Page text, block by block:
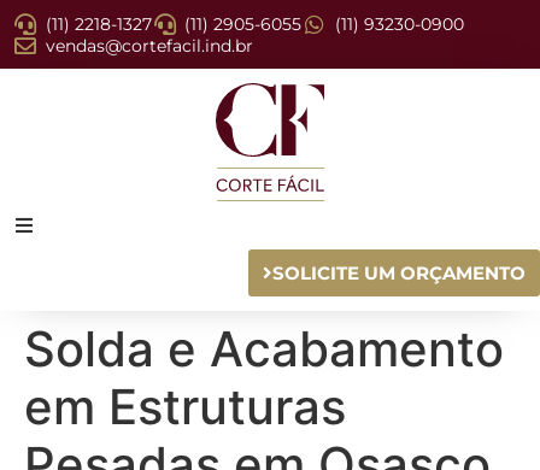
(11) 2218-1327 (11) 2905-6055
(11) 93230-0900
vendas@cortefacil.ind.br
SOLICITE UM ORÇAMENTO
Solda e Acabamento
em Estruturas